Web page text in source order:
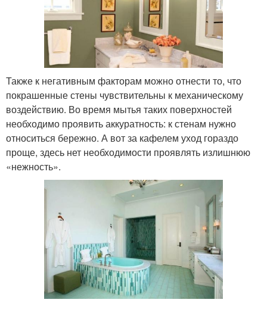
Также к негативным факторам можно отнести то, что
покрашенные стены чувствительны к механическому
воздействию. Во время мытья таких поверхностей
необходимо проявить аккуратность: к стенам нужно
относиться бережно. А вот за кафелем уход гораздо
проще, здесь нет необходимости проявлять излишнюю
«нежность».